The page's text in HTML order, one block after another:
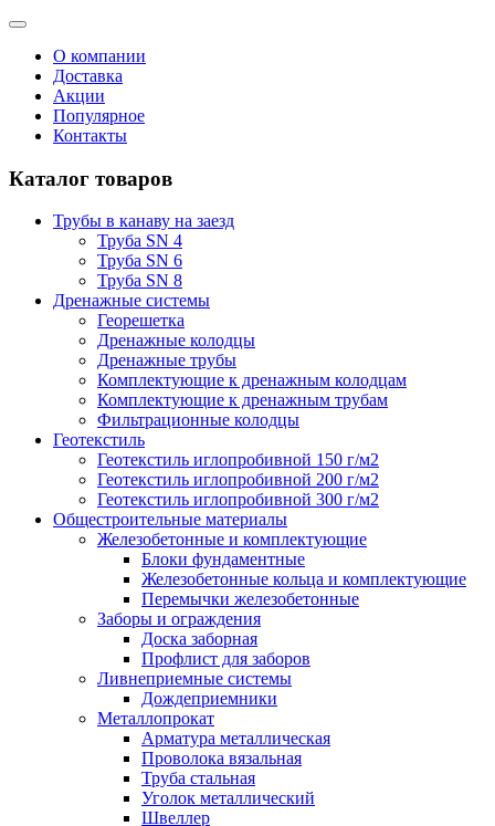
О компании
Доставка
Акции
Популярное
Контакты
Каталог товаров
Трубы в канаву на заезд
Труба SN 4
Труба SN 6
Труба SN 8
Дренажные системы
Георешетка
Дренажные колодцы
Дренажные трубы
Комплектующие к дренажным колодцам
Комплектующие к дренажным трубам
Фильтрационные колодцы
Геотекстиль
Геотекстиль иглопробивной 150 г/м2
Геотекстиль иглопробивной 200 г/м2
Геотекстиль иглопробивной 300 г/м2
Общестроительные материалы
Железобетонные и комплектующие
Блоки фундаментные
Железобетонные кольца и комплектующие
Перемычки железобетонные
Заборы и ограждения
Доска заборная
Профлист для заборов
Ливнеприемные системы
Дождеприемники
Металлопрокат
Арматура металлическая
Проволока вязальная
Труба стальная
Уголок металлический
Швеллер